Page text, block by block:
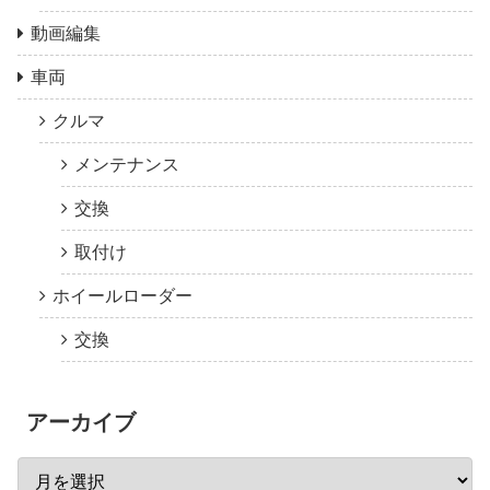
動画編集
車両
クルマ
メンテナンス
交換
取付け
ホイールローダー
交換
アーカイブ